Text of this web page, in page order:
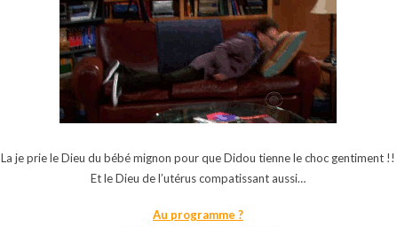
La je prie le Dieu du bébé mignon pour que Didou tienne le choc gentiment !!
Et le Dieu de l’utérus compatissant aussi…
Au programme ?